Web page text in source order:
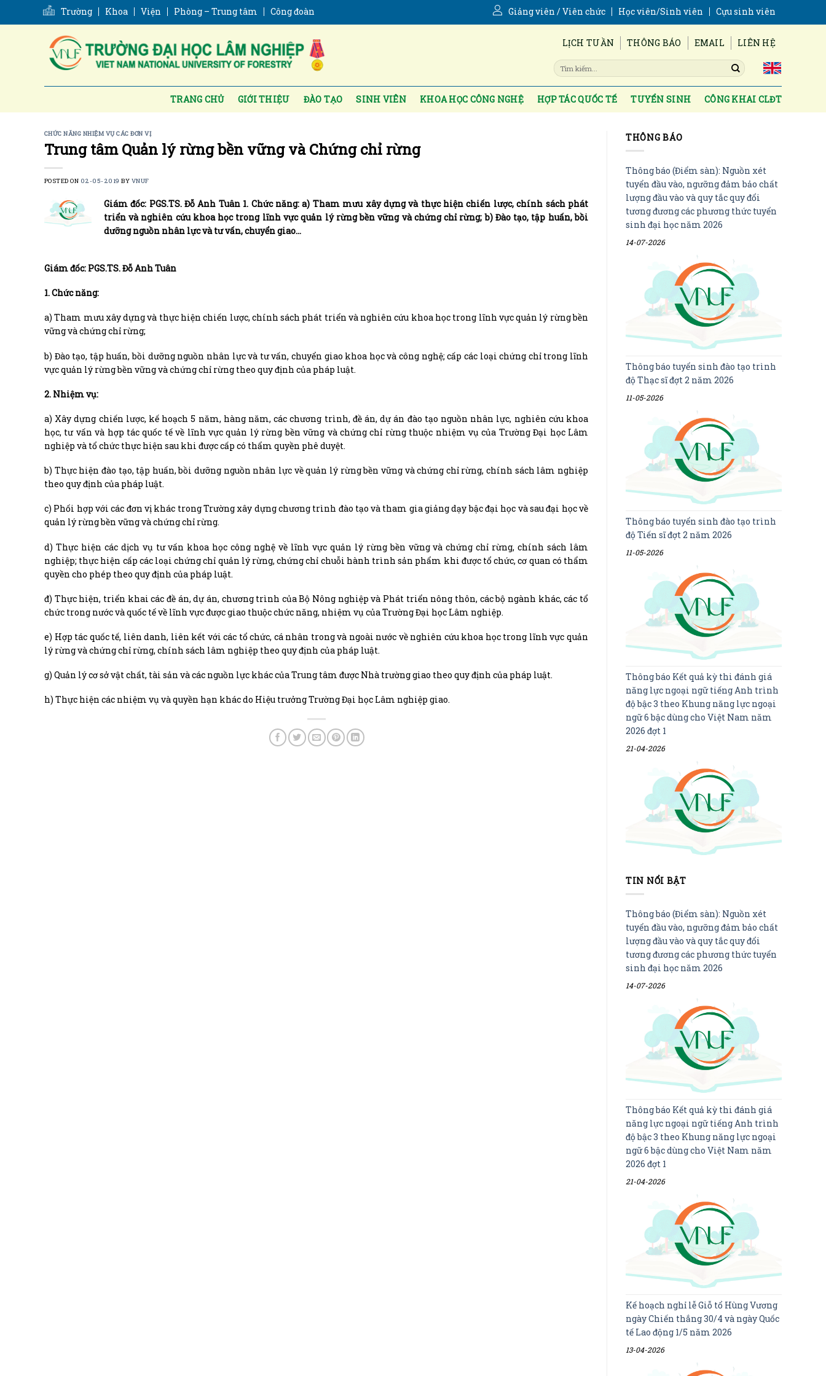
Trường Khoa Viện Phòng – Trung tâm Công đoàn Giảng viên / Viên chức Học viên/Sinh viên Cựu sinh viên
LỊCH TUẦN THÔNG BÁO EMAIL LIÊN HỆ
TRANG CHỦ GIỚI THIỆU ĐÀO TẠO SINH VIÊN KHOA HỌC CÔNG NGHỆ HỢP TÁC QUỐC TẾ TUYỂN SINH CÔNG KHAI CLĐT
CHỨC NĂNG NHIỆM VỤ CÁC ĐƠN VỊ
Trung tâm Quản lý rừng bền vững và Chứng chỉ rừng
POSTED ON 02-05-2019 BY VNUF
Giám đốc: PGS.TS. Đỗ Anh Tuân 1. Chức năng: a) Tham mưu xây dựng và thực hiện chiến lược, chính sách phát
triển và nghiên cứu khoa học trong lĩnh vực quản lý rừng bền vững và chứng chỉ rừng; b) Đào tạo, tập huấn, bồi
dưỡng nguồn nhân lực và tư vấn, chuyển giao…
Giám đốc: PGS.TS. Đỗ Anh Tuân
1. Chức năng:
a) Tham mưu xây dựng và thực hiện chiến lược, chính sách phát triển và nghiên cứu khoa học trong lĩnh vực quản lý rừng bền
vững và chứng chỉ rừng;
b) Đào tạo, tập huấn, bồi dưỡng nguồn nhân lực và tư vấn, chuyển giao khoa học và công nghệ; cấp các loại chứng chỉ trong lĩnh
vực quản lý rừng bền vững và chứng chỉ rừng theo quy định của pháp luật.
2. Nhiệm vụ:
a) Xây dựng chiến lược, kế hoạch 5 năm, hàng năm, các chương trình, đề án, dự án đào tạo nguồn nhân lực, nghiên cứu khoa
học, tư vấn và hợp tác quốc tế về lĩnh vực quản lý rừng bền vững và chứng chỉ rừng thuộc nhiệm vụ của Trường Đại học Lâm
nghiệp và tổ chức thực hiện sau khi được cấp có thẩm quyền phê duyệt.
b) Thực hiện đào tạo, tập huấn, bồi dưỡng nguồn nhân lực về quản lý rừng bền vững và chứng chỉ rừng, chính sách lâm nghiệp
theo quy định của pháp luật.
c) Phối hợp với các đơn vị khác trong Trường xây dựng chương trình đào tạo và tham gia giảng dạy bậc đại học và sau đại học về
quản lý rừng bền vững và chứng chỉ rừng.
d) Thực hiện các dịch vụ tư vấn khoa học công nghệ về lĩnh vực quản lý rừng bền vững và chứng chỉ rừng, chính sách lâm
nghiệp; thực hiện cấp các loại chứng chỉ quản lý rừng, chứng chỉ chuỗi hành trình sản phẩm khi được tổ chức, cơ quan có thẩm
quyền cho phép theo quy định của pháp luật.
đ) Thực hiện, triển khai các đề án, dự án, chương trình của Bộ Nông nghiệp và Phát triển nông thôn, các bộ ngành khác, các tổ
chức trong nước và quốc tế về lĩnh vực được giao thuộc chức năng, nhiệm vụ của Trường Đại học Lâm nghiệp.
e) Hợp tác quốc tế, liên danh, liên kết với các tổ chức, cá nhân trong và ngoài nước về nghiên cứu khoa học trong lĩnh vực quản
lý rừng và chứng chỉ rừng, chính sách lâm nghiệp theo quy định của pháp luật.
g) Quản lý cơ sở vật chất, tài sản và các nguồn lực khác của Trung tâm được Nhà trường giao theo quy định của pháp luật.
h) Thực hiện các nhiệm vụ và quyền hạn khác do Hiệu trưởng Trường Đại học Lâm nghiệp giao.
THÔNG BÁO
Thông báo (Điểm sàn): Nguồn xét
tuyển đầu vào, ngưỡng đảm bảo chất
lượng đầu vào và quy tắc quy đổi
tương đương các phương thức tuyển
sinh đại học năm 2026
14-07-2026
Thông báo tuyển sinh đào tạo trình
độ Thạc sĩ đợt 2 năm 2026
11-05-2026
Thông báo tuyển sinh đào tạo trình
độ Tiến sĩ đợt 2 năm 2026
11-05-2026
Thông báo Kết quả kỳ thi đánh giá
năng lực ngoại ngữ tiếng Anh trình
độ bậc 3 theo Khung năng lực ngoại
ngữ 6 bậc dùng cho Việt Nam năm
2026 đợt 1
21-04-2026
TIN NỔI BẬT
Thông báo (Điểm sàn): Nguồn xét
tuyển đầu vào, ngưỡng đảm bảo chất
lượng đầu vào và quy tắc quy đổi
tương đương các phương thức tuyển
sinh đại học năm 2026
14-07-2026
Thông báo Kết quả kỳ thi đánh giá
năng lực ngoại ngữ tiếng Anh trình
độ bậc 3 theo Khung năng lực ngoại
ngữ 6 bậc dùng cho Việt Nam năm
2026 đợt 1
21-04-2026
Kế hoạch nghỉ lễ Giỗ tổ Hùng Vương
ngày Chiến thắng 30/4 và ngày Quốc
tế Lao động 1/5 năm 2026
13-04-2026